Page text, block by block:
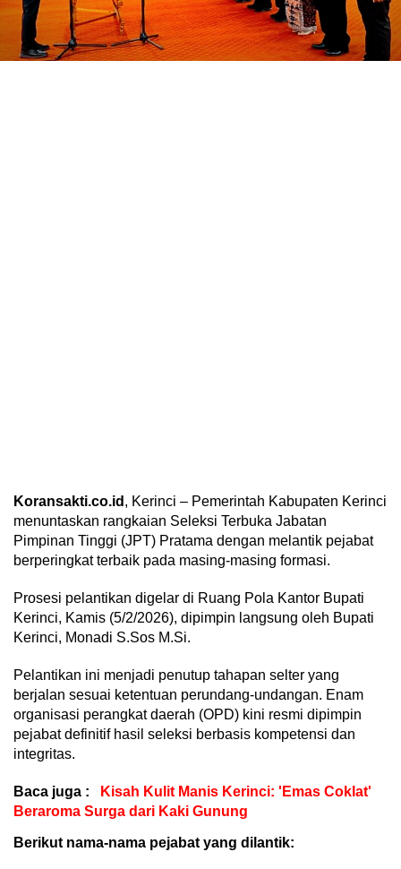
Koransakti.co.id , Kerinci – Pemerintah Kabupaten Kerinci
menuntaskan rangkaian Seleksi Terbuka Jabatan
Pimpinan Tinggi (JPT) Pratama dengan melantik pejabat
berperingkat terbaik pada masing-masing formasi.
Prosesi pelantikan digelar di Ruang Pola Kantor Bupati
Kerinci, Kamis (5/2/2026), dipimpin langsung oleh Bupati
Kerinci, Monadi S.Sos M.Si.
Pelantikan ini menjadi penutup tahapan selter yang
berjalan sesuai ketentuan perundang-undangan. Enam
organisasi perangkat daerah (OPD) kini resmi dipimpin
pejabat definitif hasil seleksi berbasis kompetensi dan
integritas.
Baca juga :
Kisah Kulit Manis Kerinci: 'Emas Coklat'
Beraroma Surga dari Kaki Gunung
Berikut nama-nama pejabat yang dilantik: